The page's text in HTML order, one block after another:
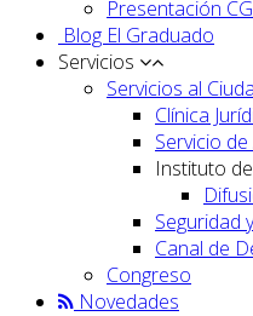
Presentación
Blog El Graduado
Servicios
Servicios al
Clínica
Servicio
Instituto
Seguridad
Canal de
Congreso
Novedades